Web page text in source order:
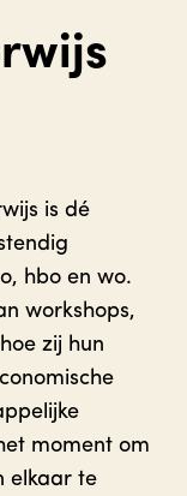
is dé
hbo en wo.
workshops,
zij hun
moment om
elkaar te